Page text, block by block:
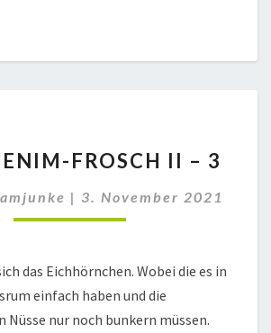
DENIM-
–
FROSCH II – 3
| 3. November 2021
das Eichhörnchen. Wobei die es in
einfach haben und die
nur noch bunkern müssen.